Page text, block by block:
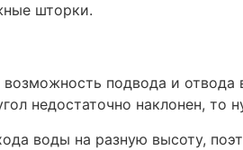
шторки.
подвода и
недостаточно наклонен, то
воды на разную высоту,